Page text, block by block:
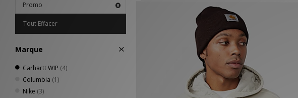
Promo
Tout Effacer
Marque
Carhartt WIP (4)
Columbia (1)
Nike (3)